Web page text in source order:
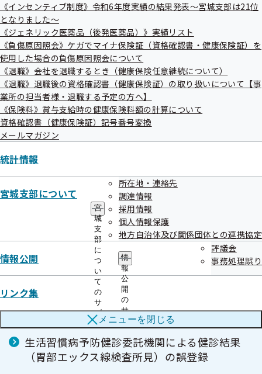
《インセンティブ制度》令和6年度実績の結果発表～宮城支部は21位
となりました～
《ジェネリック医薬品（後発医薬品）》実績リスト
《負傷原因照会》ケガでマイナ保険証（資格確認書・健康保険証）を
使用した場合の負傷原因照会について
《退職》会社を退職するとき（健康保険任意継続について）
《退職》退職後の資格確認書（健康保険証）の取り扱いについて【事
業所の担当者様・退職する予定の方へ】
《保険料》賞与支給時の健康保険料額の計算について
資格確認書（健康保険証）記号番号変換
メールマガジン
統計情報
宮城支部について
宮
城
支
部
に
つ
い
て
の
サ
ブ
メ
ュ
ー
所在地・連絡先
調達情報
採用情報
個人情報保護
地方自治体及び関係団体との連携協定
情報公開
情
報
公
開
の
サ
ブ
メ
ニ
ュ
ー
評議会
事務処理誤り
リンク集
メニューを閉じる
令和07年度
健診実施機関における健診結果票の誤送付に
ついて
出産手当金支給申請書の申請者住所の記載誤
り
柔道整復療養費支給申請書の返戻における送
付先誤り
傷病手当金支給決定における誤り
生活習慣病予防健診委託機関による健診結果
（胃部エックス線検査所見）の誤登録